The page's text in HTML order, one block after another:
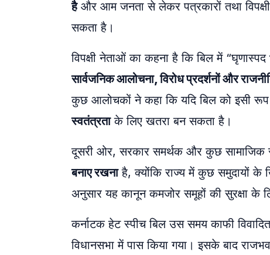
हैऔर आम जनता से लेकर पत्रकारों तथा
सकता है।
विपक्षी नेताओं का कहना है कि बिल में
सार्वजनिक आलोचना, विरोध प्रदर्शनों और
कुछ आलोचकों ने कहा कि यदि बिल को इसी रूप
स्वतंत्रताके लिए खतरा बन सकता है।
दूसरी ओर, सरकार समर्थक और कुछ सामाजिक
बनाए रखनाहै, क्योंकि राज्य में कुछ समुदायों के
अनुसार यह कानून कमजोर समूहों की सुरक्षा के
कर्नाटक हेट स्पीच बिल उस समय काफी
विधानसभा में पास किया गया। इसके बाद